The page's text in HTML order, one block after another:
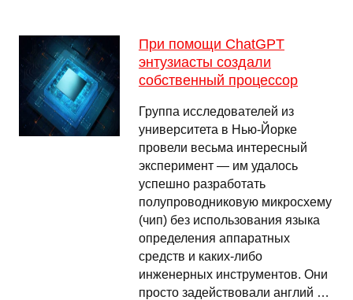
При помощи ChatGPT
энтузиасты создали
собственный процессор
Группа исследователей из
университета в Нью-Йорке
провели весьма интересный
эксперимент — им удалось
успешно разработать
полупроводниковую микросхему
(чип) без использования языка
определения аппаратных
средств и каких-либо
инженерных инструментов. Они
просто задействовали англий …